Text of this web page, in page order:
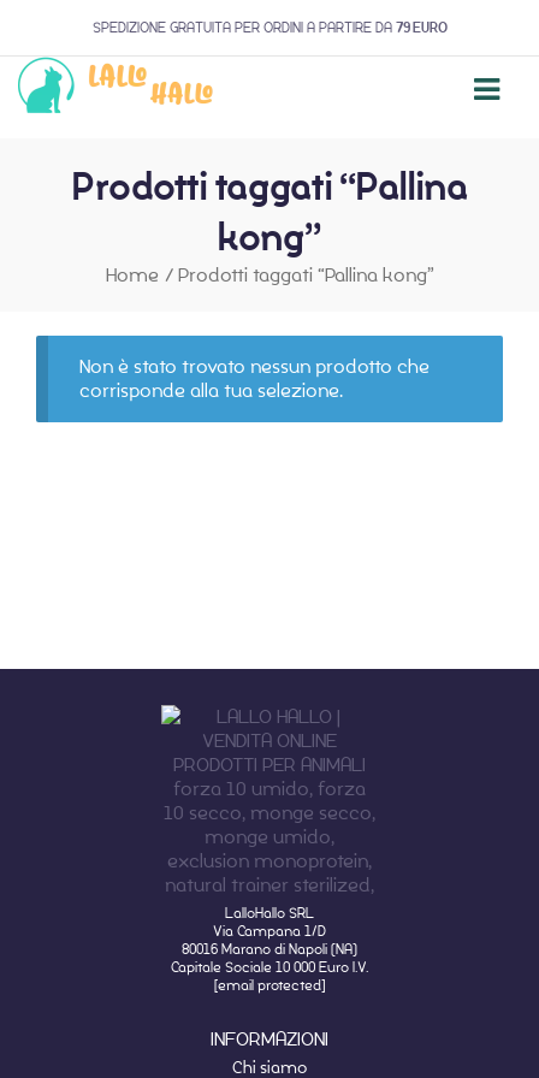
SPEDIZIONE GRATUITA PER ORDINI A PARTIRE DA 79 EURO
Prodotti taggati “Pallina
kong”
Home / Prodotti taggati “Pallina kong”
Non è stato trovato nessun prodotto che
corrisponde alla tua selezione.
LalloHallo SRL
Via Campana 1/D
80016 Marano di Napoli (NA)
Capitale Sociale 10 000 Euro I.V.
[email protected]
INFORMAZIONI
Chi siamo